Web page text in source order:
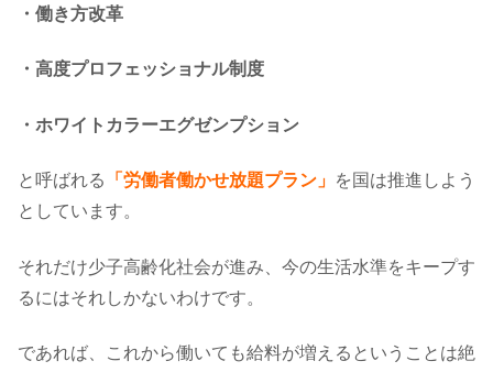
・働き方改革
・高度プロフェッショナル制度
・ホワイトカラーエグゼンプション
と呼ばれる 「労働者働かせ放題プラン」 を国は推進しよう
としています。
それだけ少子高齢化社会が進み、今の生活水準をキープす
るにはそれしかないわけです。
であれば、これから働いても給料が増えるということは絶